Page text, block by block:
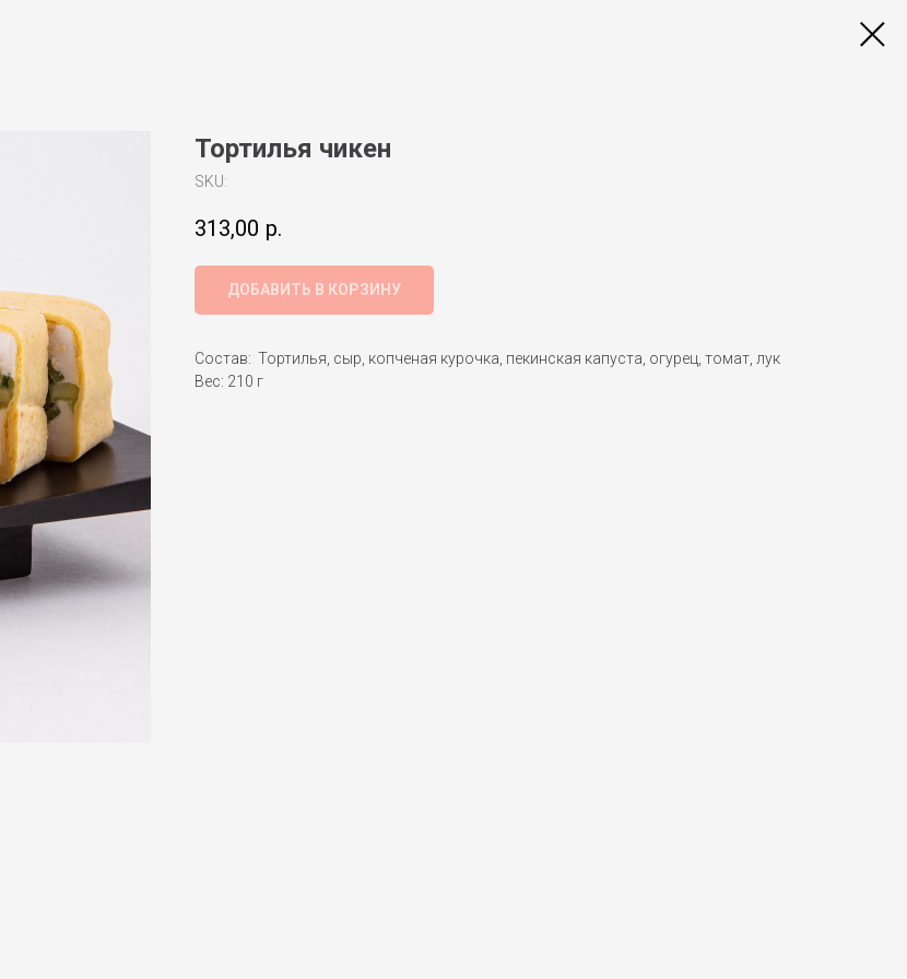
Тортилья чикен
SKU:
313,00 р.
ДОБАВИТЬ В КОРЗИНУ
Состав: Тортилья, сыр, копченая курочка, пекинская капуста, огурец, томат, лук
Вес: 210 г